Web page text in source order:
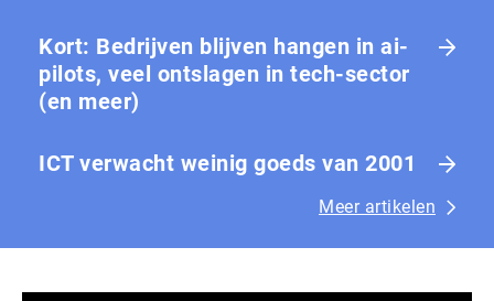
Kort: Bedrijven blijven hangen in ai-
pilots, veel ontslagen in tech-sector
(en meer)
ICT verwacht weinig goeds van 2001
Meer artikelen